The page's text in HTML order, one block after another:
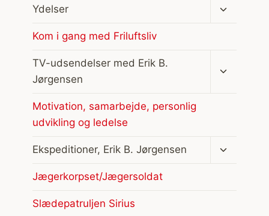
Ydelser
Skift
Kom i gang med Friluftsliv
TV-udsendelser med Erik B.
Jørgensen
Motivation, samarbejde, personlig
udvikling og ledelse
Ekspeditioner, Erik B. Jørgensen
Skift
Jægerkorpset/Jægersoldat
Slædepatruljen Sirius